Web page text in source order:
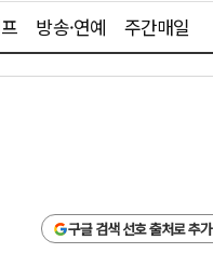
방송·연예 주간매일
구글 검색 선호 출처로 추가